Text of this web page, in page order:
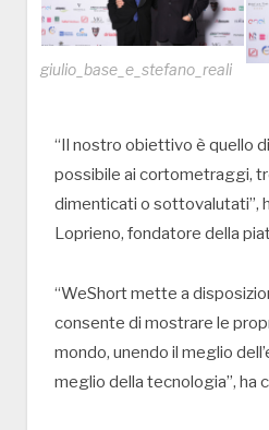
giulio_base_e_stefano_reali
“Il nostro obiettivo è quello
possibile ai cortometraggi,
dimenticati o sottovalutati”,
Loprieno, fondatore della
“WeShort mette a
consente di mostrare le
mondo, unendo il meglio
meglio della tecnologia”, ha